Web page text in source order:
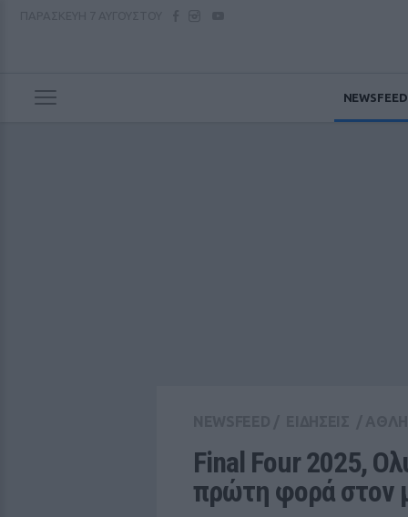
NEWSFEED
Final Four 2025,
πρώτη φορά στον